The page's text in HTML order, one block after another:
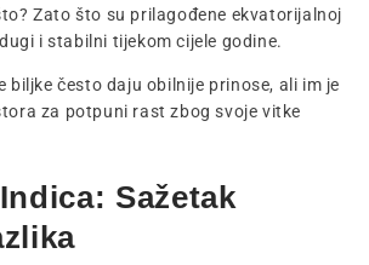
Zato što su prilagođene ekvatorijalnoj
i stabilni tijekom cijele godine.
biljke često daju obilnije prinose, ali im je
za potpuni rast zbog svoje vitke
Sažetak